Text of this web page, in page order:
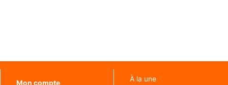
Mon compte À la une